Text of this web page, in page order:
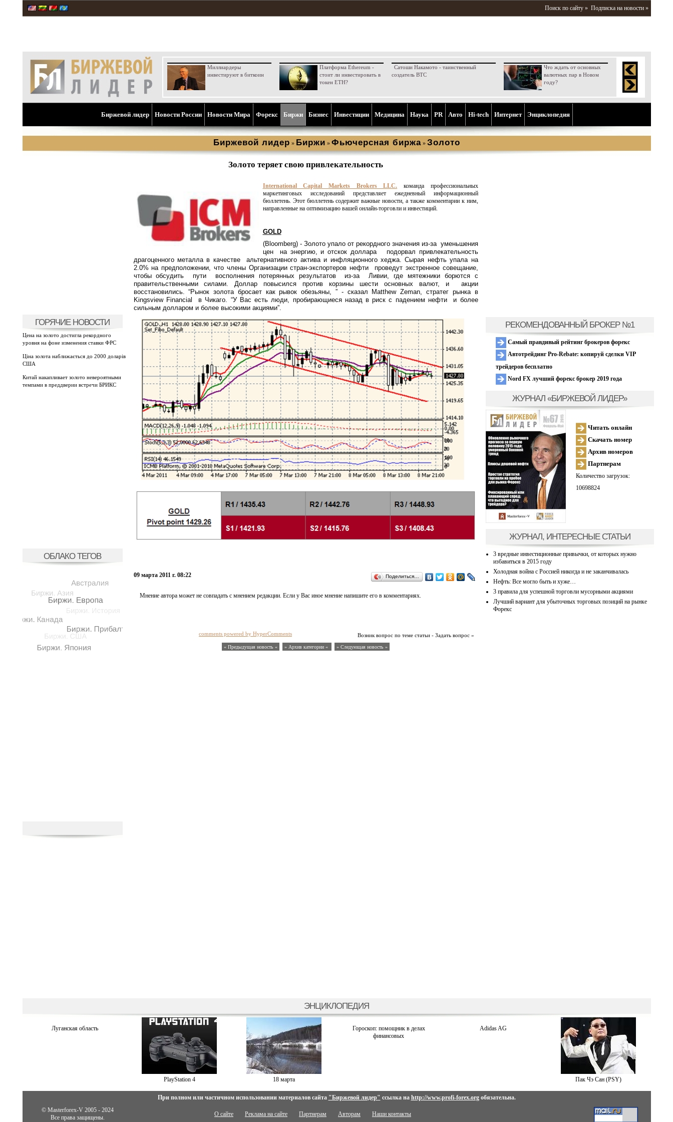
Поиск по сайту » Подписка на новости »
Миллиардеры
инвестируют в биткоин
Платформа Ethereum -
стоит ли инвестировать в
токен ETH?
Сатоши Накамото - таинственный
создатель BTC
Что ждать от основных
валютных пар в Новом
году?
Биржевой лидер Новости России Новости Мира Форекс Биржи Бизнес Инвестиции Медицина Наука PR Aвто Hi-tech Интернет Энциклопедия
Биржевой лидер » Биржи » Фьючерсная биржа » Золото
ГОРЯЧИЕ НОВОСТИ
Цена на золото достигла рекордного
уровня на фоне изменения ставки ФРС
Ціна золота наближається до 2000 доларів
США
Китай накапливает золото невероятными
темпами в преддверии встречи БРИКС
ОБЛАКО ТЕГОВ
Золото теряет свою привлекательность
International Capital Markets Brokers LLC. команда профессиональных
маркетинговых исследований представляет ежедневный информационный
бюллетень. Этот бюллетень содержит важные новости, а также комментарии к ним,
направленные на оптимизацию вашей онлайн-торговли и инвестиций.
GOLD
(Bloomberg) - Золото упало от рекордного значения из-за уменьшения
цен
на энергию, и отскок доллара
подорвал привлекательность
драгоценного металла в качестве
альтернативного актива и инфляционного хеджа. Сырая нефть упала на
2.0% на предположении, что члены Организации стран-экспортеров нефти
проведут экстренное совещание,
чтобы обсудить
пути восполнения потерянных результатов
из-за Ливии, где мятежники борются с
правительственными силами. Доллар повысился против корзины шести основных валют, и
акции
восстановились. “Рынок золота бросает как рывок обезьяны, ” - сказал
Matthew Zeman, стратег рынка в
Kingsview Financial в Чикаго. “У Вас есть люди, пробирающиеся назад в риск с падением нефти
и более
сильным долларом и более высокими акциями”.
09 марта 2011 г. 08:22 Поделиться…
Мнение автора может не совпадать с мнением редакции. Если у Вас иное мнение напишите его в комментариях.
Возник вопрос по теме статьи - Задать вопрос »
comments powered by HyperComments
« Предыдущая новость « » Архив категории « » Следующая новость »
РЕКОМЕНДОВАННЫЙ БРОКЕР №1
Самый правдивый рейтинг брокеров форекс
Автотрейдинг Pro-Rebate: копируй сделки VIP
трейдеров бесплатно
Nord FX лучший форекс брокер 2019 года
ЖУРНАЛ «БИРЖЕВОЙ ЛИДЕР»
Читать онлайн
Скачать номер
Архив номеров
Партнерам
Количество загрузок:
10698824
ЖУРНАЛ, ИНТЕРЕСНЫЕ СТАТЬИ
3 вредные инвестиционные привычки, от которых нужно
избавиться в 2015 году
Холодная война с Россией никогда и не заканчивалась
Нефть: Все могло быть и хуже…
3 правила для успешной торговли мусорными акциями
Лучший вариант для убыточных торговых позиций на рынке
Форекс
ЭНЦИКЛОПЕДИЯ
Луганская область
PlayStation 4 18 марта
Гороскоп: помощник в делах
финансовых
Adidas AG
Пак Чэ Сан (PSY)
При полном или частичном использовании материалов сайта "Биржевой лидер" ссылка на http://www.profi-forex.orgобязательна.
© Masterforex-V 2005 - 2024
Все права защищены.
О сайте Реклама на сайте Партнерам Авторам Наши контакты